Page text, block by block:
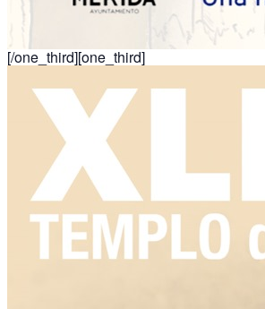
[/one_third][one_third]